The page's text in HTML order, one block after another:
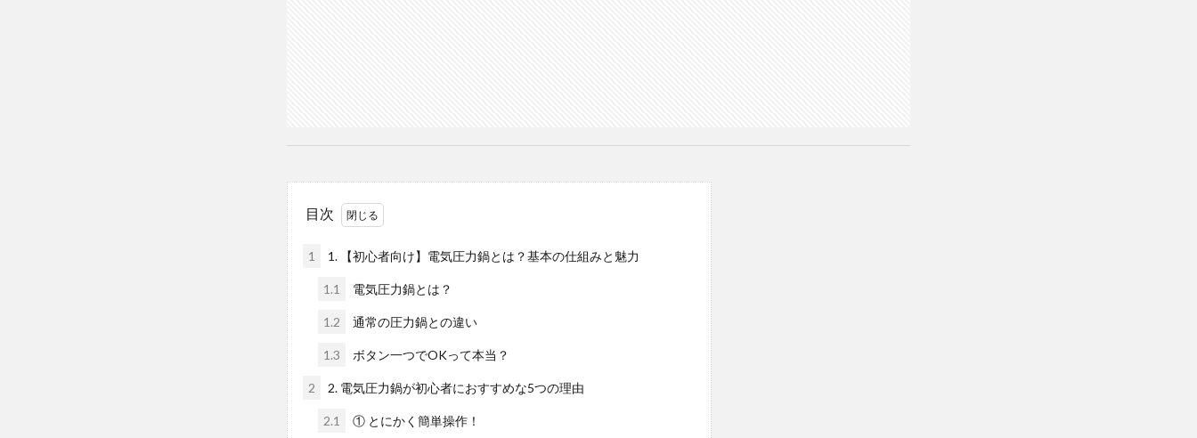
目次
1 1. 【初心者向け】電気圧力鍋とは？基本の仕組みと魅力
1.1 電気圧力鍋とは？
1.2 通常の圧力鍋との違い
1.3 ボタン一つでOKって本当？
2 2. 電気圧力鍋が初心者におすすめな5つの理由
2.1 ① とにかく簡単操作！